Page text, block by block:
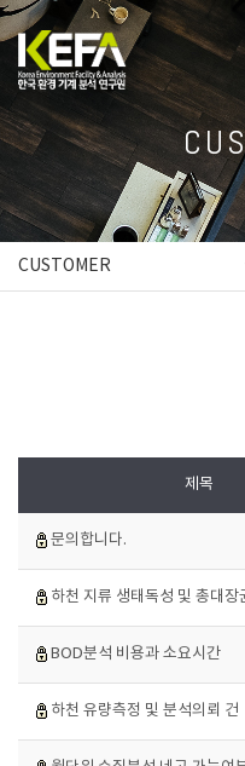
CUSTOMER
제목
문의합니다.
하천 지류 생태독성 및 총대장
BOD분석 비용과 소요시간
하천 유량측정 및 분석의뢰 건